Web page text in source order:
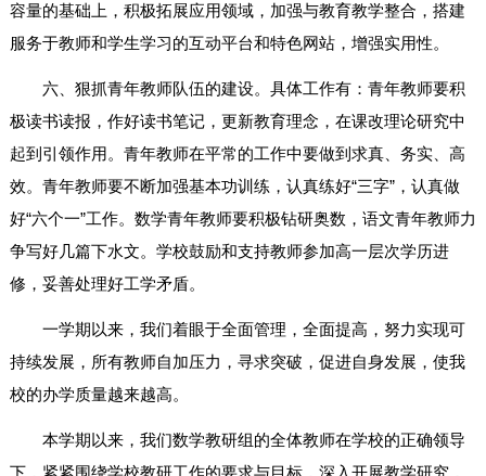
容量的基础上，积极拓展应用领域，加强与教育教学整合，搭建
服务于教师和学生学习的互动平台和特色网站，增强实用性。
六、狠抓青年教师队伍的建设。具体工作有：青年教师要积
极读书读报，作好读书笔记，更新教育理念，在课改理论研究中
起到引领作用。青年教师在平常的工作中要做到求真、务实、高
效。青年教师要不断加强基本功训练，认真练好“三字”，认真做
好“六个一”工作。数学青年教师要积极钻研奥数，语文青年教师力
争写好几篇下水文。学校鼓励和支持教师参加高一层次学历进
修，妥善处理好工学矛盾。
一学期以来，我们着眼于全面管理，全面提高，努力实现可
持续发展，所有教师自加压力，寻求突破，促进自身发展，使我
校的办学质量越来越高。
本学期以来，我们数学教研组的全体教师在学校的正确领导
下，紧紧围绕学校教研工作的要求与目标，深入开展教学研究，